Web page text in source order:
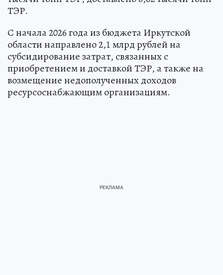
ТЭР.
С начала 2026 года из бюджета Иркутской
области направлено 2,1 млрд рублей на
субсидирование затрат, связанных с
приобретением и доставкой ТЭР, а также на
возмещение недополученных доходов
ресурсоснабжающим организациям.